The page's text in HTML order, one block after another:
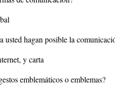
usted hagan posible la
y carta
emblemáticos o emblemas?